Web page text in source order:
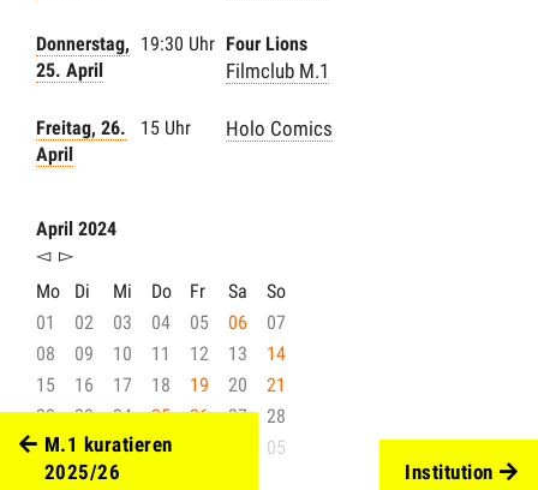
Donnerstag,
25. April
19:30 Uhr Four Lions
Filmclub M.1
Freitag, 26.
April
15 Uhr Holo Comics
April 2024
◅ ▻
Mo
Di Mi Do Fr Sa
So
01
02 03 04 05 06
07
08
09 10 11 12 13
14
15
16 17 18 19 20
21
22
23 24 25 26 27
28
29
30 01 02 05
M.1 kuratieren
2025/26
Institution